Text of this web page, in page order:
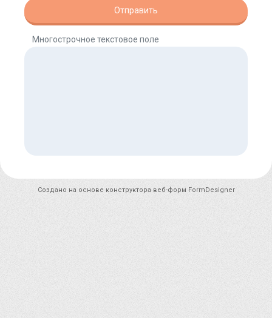
Отправить
Многострочное текстовое поле
Создано на основе конструктора веб-форм FormDesigner